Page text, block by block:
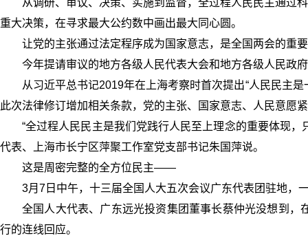
从调研、审议、决策、实施到监督，全过程人民民主通过
重大决策，在寻求最大公约数中画出最大同心圆。
让党的主张通过法定程序成为国家意志，是全国两会的重
今年提请审议的地方各级人民代表大会和地方各级人民政
从习近平总书记2019年在上海考察时首次提出“人民民主
此次法律修订增加相关条款，党的主张、国家意志、人民意愿
“全过程人民民主是我们党践行人民至上理念的重要体现
代表、上海市长宁区萍聚工作室党支部书记朱国萍说。
这是周密完整的全方位民主——
3月7日中午，十三届全国人大五次会议广东代表团驻地，
全国人大代表、广东远光投资集团董事长蔡仲光没想到
行的连线回应。